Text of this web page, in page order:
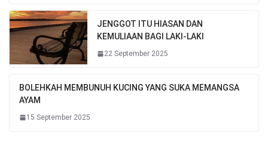
JENGGOT ITU HIASAN DAN
KEMULIAAN BAGI LAKI-LAKI
22 September 2025
BOLEHKAH MEMBUNUH KUCING YANG SUKA MEMANGSA
AYAM
15 September 2025